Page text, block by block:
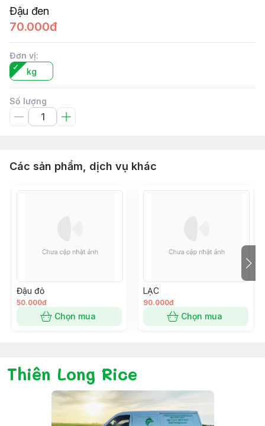
Đậu đen
70.000đ
Đơn vị:
kg
Số lượng
Các sản phẩm, dịch vụ khác
Đậu đỏ
50.000đ
Chọn mua
LẠC
90.000đ
Chọn mua
Thiên Long Rice